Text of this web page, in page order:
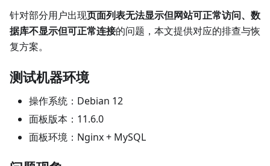
针对部分用户出现页面列表无法显示但网站可正常访问、数
据库不显示但可正常连接的问题，本文提供对应的排查与恢
复方案。
测试机器环境
操作系统：Debian 12
面板版本：11.6.0
面板环境：Nginx + MySQL